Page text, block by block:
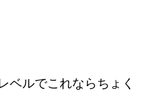
ベルでこれならちょく